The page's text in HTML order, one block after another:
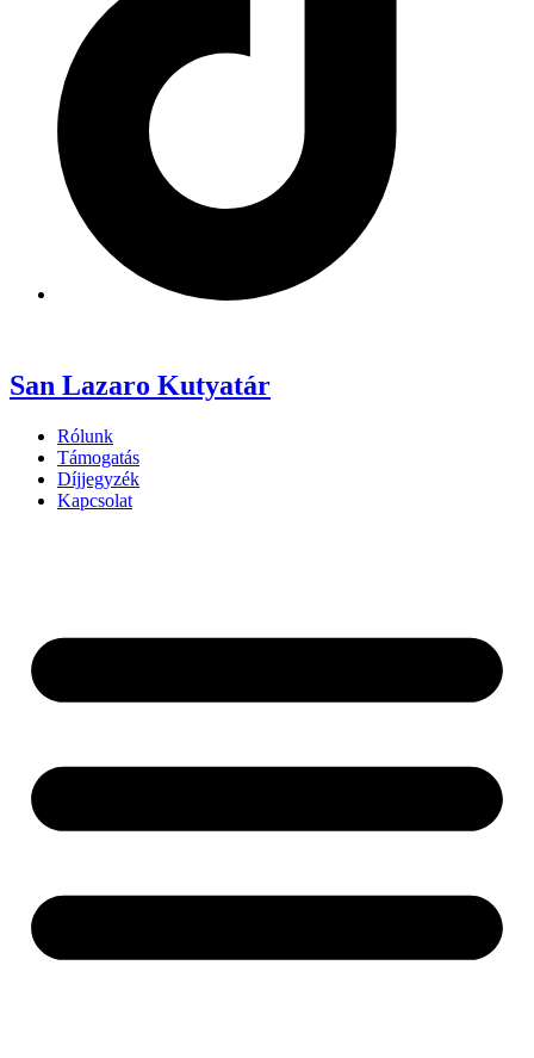
San Lazaro Kutyatár
Rólunk
Támogatás
Díjjegyzék
Kapcsolat